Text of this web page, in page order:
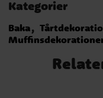
Kategorier
Baka